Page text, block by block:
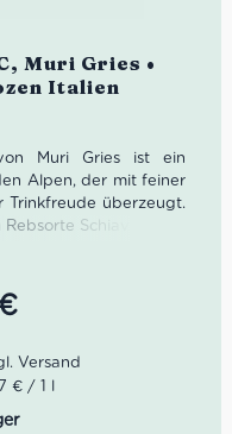
Muri Gries •
Italien
Muri Gries ist ein
Alpen, der mit feiner
Trinkfreude überzeugt.
Schiava, zeigt
– perfekt für
Küche.
€ / 1 l